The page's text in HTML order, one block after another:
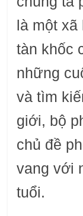
là một xã
tàn khốc
những
và tìm
giới, bộ
chủ đề
vang với
tuổi.